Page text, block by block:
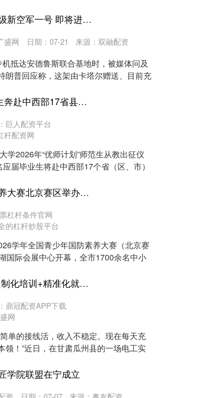
速牛配资APP下载 特朗普宣布升级新空军一号 即将进行翻新改造
日期：07-21 来源：双融配资
盛网
抵达安德鲁斯联合基地时，被媒体问及
朗普回应称，这架由卡塔尔赠送、目前充
好牛优配APP下载 560余名毕业生奔赴中西部17省县域学校
巨人配资平台
杆配资网
学2026年“优师计划”师范生从教出征仪
届毕业生将赴中西部17个省（区、市）
宏泰证券官网 全国青少年国防素养大赛北京赛区举办选拔赛&#32;千余中小学生同场竞技实战本领
杠杆条件官网
的杠杆炒股平台
学年全国青少年国防素养大赛（北京赛
国际会展中心开幕，全市1700余名中小
联美配资APP下载 甘肃瓜州县“定制化培训+精准化就业”破解用工难题
鼎冠配资APP下载
网
单的接线活，收入不稳定。现在每天充
！”近日，在甘肃瓜州县的一场电工实
学院联盟在宁成立